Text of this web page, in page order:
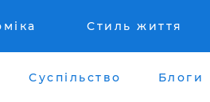
Стиль життя
Суспільство Блоги